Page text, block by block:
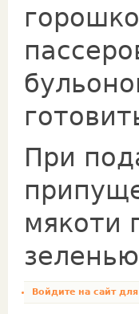
При
мякоти
Войдите на сайтдля